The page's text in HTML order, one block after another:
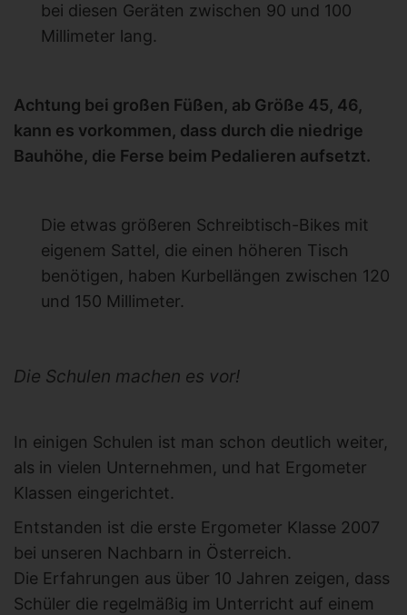
bei diesen Geräten zwischen 90 und 100
Millimeter lang.
Achtung bei großen Füßen, ab Größe 45, 46,
kann es vorkommen, dass durch die niedrige
Bauhöhe, die Ferse beim Pedalieren aufsetzt.
Die etwas größeren Schreibtisch-Bikes mit
eigenem Sattel, die einen höheren Tisch
benötigen, haben Kurbellängen zwischen 120
und 150 Millimeter.
Die Schulen machen es vor!
In einigen Schulen ist man schon deutlich weiter,
als in vielen Unternehmen, und hat Ergometer
Klassen eingerichtet.
Entstanden ist die erste Ergometer Klasse 2007
bei unseren Nachbarn in Österreich.
Die Erfahrungen aus über 10 Jahren zeigen, dass
Schüler die regelmäßig im Unterricht auf einem